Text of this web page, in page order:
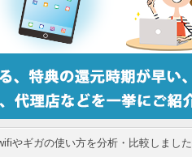
やギガの使い方を分析・比較しました